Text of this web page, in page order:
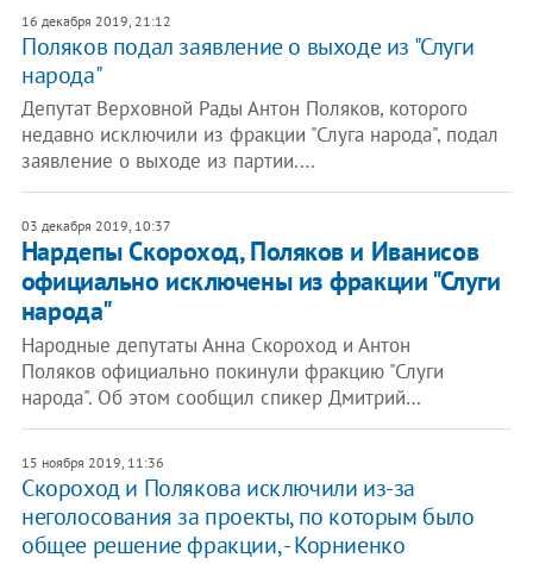
16 декабря 2019, 21:12
Поляков подал заявление о выходе из "Слуги
народа"
Депутат Верховной Рады Антон Поляков, которого
недавно исключили из фракции "Слуга народа", подал
заявление о выходе из партии.…
03 декабря 2019, 10:37
Нардепы Скороход, Поляков и Иванисов
официально исключены из фракции "Слуги
народа"
Народные депутаты Анна Скороход и Антон
Поляков официально покинули фракцию "Слуги
народа". Об этом сообщил спикер Дмитрий…
15 ноября 2019, 11:36
Скороход и Полякова исключили из-за
неголосования за проекты, по которым было
общее решение фракции, - Корниенко